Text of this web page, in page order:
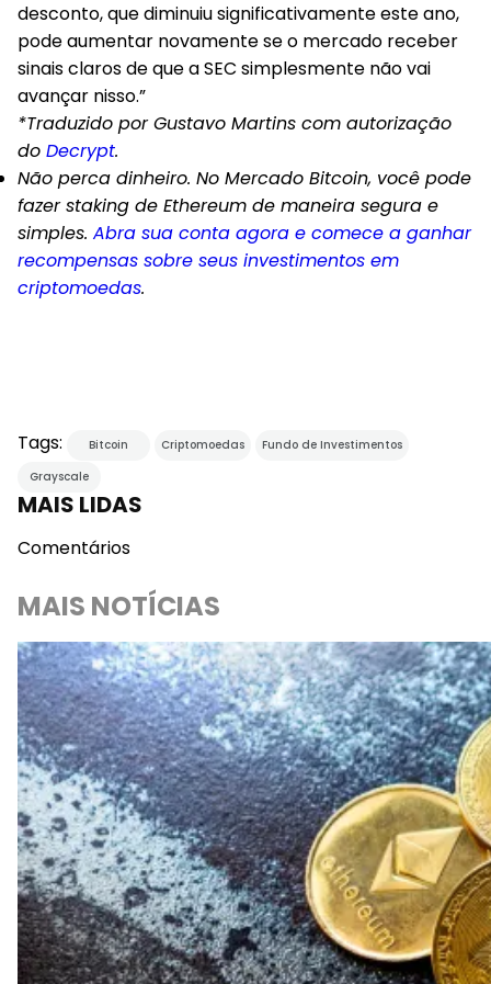
desconto, que diminuiu significativamente este ano,
pode aumentar novamente se o mercado receber
sinais claros de que a SEC simplesmente não vai
avançar nisso.”
*Traduzido por Gustavo Martins com autorização
do Decrypt.
Não perca dinheiro. No Mercado Bitcoin, você pode
fazer staking de Ethereum de maneira segura e
simples. Abra sua conta agora e comece a ganhar
recompensas sobre seus investimentos em
criptomoedas.
Tags: Bitcoin Criptomoedas
Fundo de Investimentos
Grayscale
MAIS LIDAS
Comentários
MAIS NOTÍCIAS